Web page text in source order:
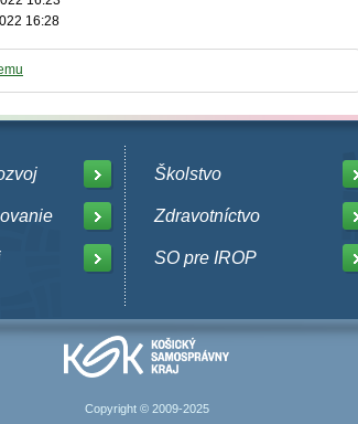
16:28
Školstvo
Zdravotníctvo
SO pre IROP
Copyright © 2009-2025